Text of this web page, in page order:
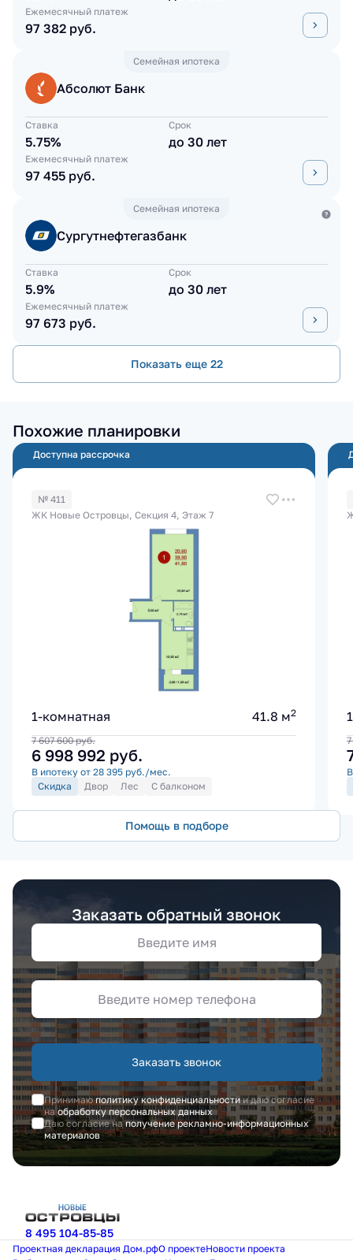
Ежемесячный платеж
97 382 руб.
Семейная ипотека
Абсолют Банк
Ставка
5.75%
Срок
до 30 лет
Ежемесячный платеж
97 455 руб.
Семейная ипотека
Сургутнефтегазбанк
Ставка
5.9%
Срок
до 30 лет
Ежемесячный платеж
97 673 руб.
Показать еще 22
Похожие планировки
Доступна рассрочка
№ 411
ЖК Новые Островцы, Секция 4, Этаж 7
1-комнатная 41.8 м2
7 607 600руб.
6 998 992 руб.
В ипотеку от 28 395 руб./мес.
Скидка
Двор Лес С балконом
Помощь в подборе
Заказать обратный звонок
Заказать звонок
Принимаюполитику конфиденциальностии даю согласие
наобработку персональных данных
Даю согласие наполучение рекламно-информационных
материалов
8 495 104-85-85
Проектная декларация Дом.рфО проектеНовости проекта